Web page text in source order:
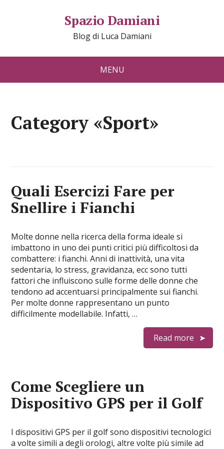
Spazio Damiani
Blog di Luca Damiani
MENU
Category «Sport»
Quali Esercizi Fare per
Snellire i Fianchi
Molte donne nella ricerca della forma ideale si
imbattono in uno dei punti critici più difficoltosi da
combattere: i fianchi. Anni di inattività, una vita
sedentaria, lo stress, gravidanza, ecc sono tutti
fattori che influiscono sulle forme delle donne che
tendono ad accentuarsi principalmente sui fianchi.
Per molte donne rappresentano un punto
difficilmente modellabile. Infatti, …
Read more
Come Scegliere un
Dispositivo GPS per il Golf
I dispositivi GPS per il golf sono dispositivi tecnologici
a volte simili a degli orologi, altre volte più simile ad